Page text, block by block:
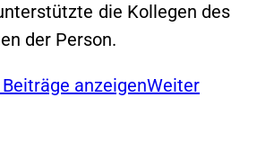
die Kollegen des
der Person.
anzeigenWeiter